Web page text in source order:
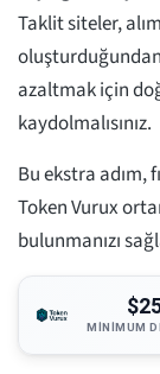
Taklit siteler,
azaltmak için
kaydolmalısınız.
Bu ekstra adım,
Token Vurux
bulunmanızı
MINIMUM